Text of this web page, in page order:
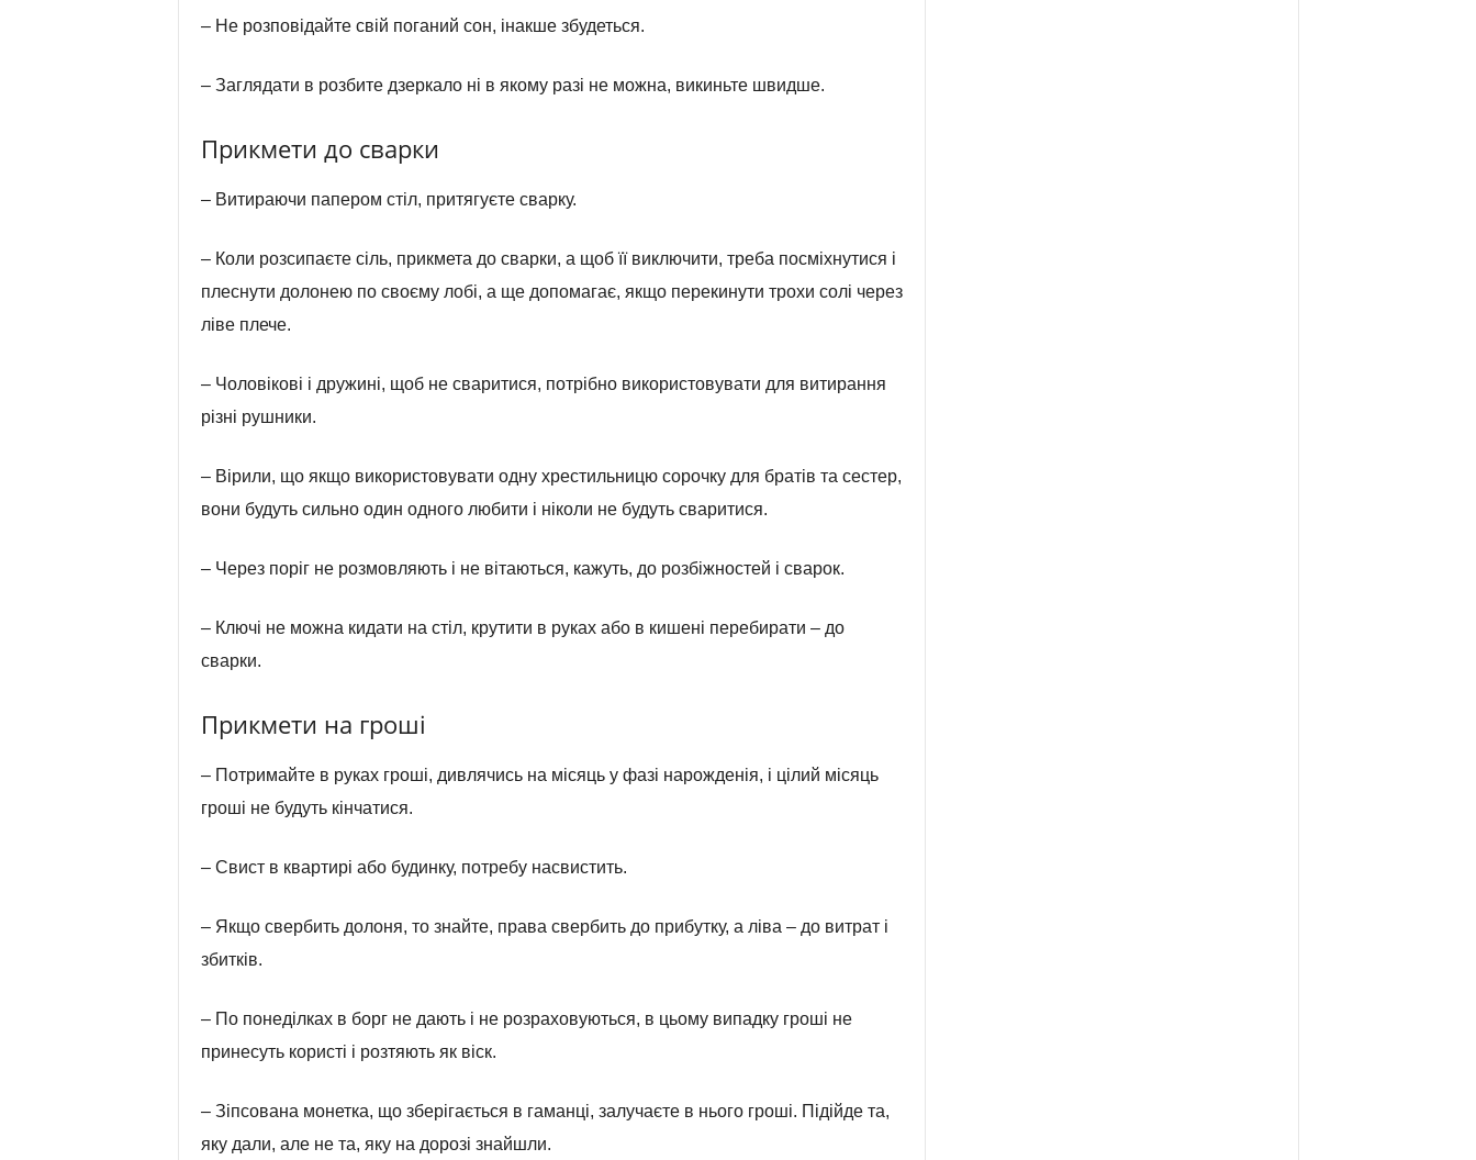
– Не розповідайте свій поганий сон, інакше збудеться.
– Заглядати в розбите дзеркало ні в якому разі не можна, викиньте швидше.
Прикмети до сварки
– Витираючи папером стіл, притягуєте сварку.
– Коли розсипаєте сіль, прикмета до сварки, а щоб її виключити, треба посміхнутися і
плеснути долонею по своєму лобі, а ще допомагає, якщо перекинути трохи солі через
ліве плече.
– Чоловікові і дружині, щоб не сваритися, потрібно використовувати для витирання
різні рушники.
– Вірили, що якщо використовувати одну хрестильницю сорочку для братів та сестер,
вони будуть сильно один одного любити і ніколи не будуть сваритися.
– Через поріг не розмовляють і не вітаються, кажуть, до розбіжностей і сварок.
– Ключі не можна кидати на стіл, крутити в руках або в кишені перебирати – до
сварки.
Прикмети на гроші
– Потримайте в руках гроші, дивлячись на місяць у фазі нарожденія, і цілий місяць
гроші не будуть кінчатися.
– Свист в квартирі або будинку, потребу насвистить.
– Якщо свербить долоня, то знайте, права свербить до прибутку, а ліва – до витрат і
збитків.
– По понеділках в борг не дають і не розраховуються, в цьому випадку гроші не
принесуть користі і розтяють як віск.
– Зіпсована монетка, що зберігається в гаманці, залучаєте в нього гроші. Підійде та,
яку дали, але не та, яку на дорозі знайшли.